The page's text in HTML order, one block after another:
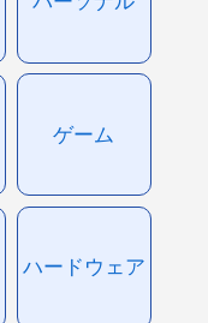
ゲーム
ハードウェア